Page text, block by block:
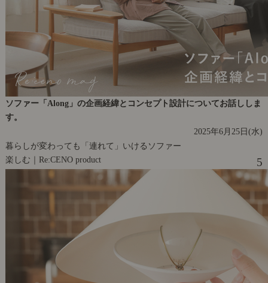
ソファー「Along」の企画経緯とコンセプト設計についてお話ししま
す。
2025年6月25日(水)
暮らしが変わっても「連れて」いけるソファー
楽しむ｜Re:CENO product
5